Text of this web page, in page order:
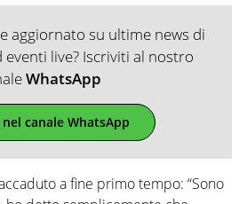
aggiornato su ultime news di
live? Iscriviti al nostro
WhatsApp
canale WhatsApp
a fine primo tempo: “Sono